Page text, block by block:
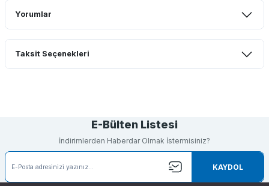
Yorumlar
Bu ürüne ilk yorumu siz yapın!
Taksit Seçenekleri
E-Bülten Listesi
İndirimlerden Haberdar Olmak İstermisiniz?
KAYDOL